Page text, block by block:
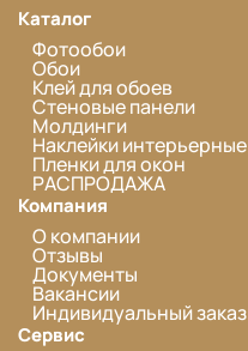
Каталог
Фотообои
Обои
Клей для обоев
Стеновые панели
Молдинги
Наклейки интерьерные
Пленки для окон
РАСПРОДАЖА
Компания
О компании
Отзывы
Документы
Вакансии
Индивидуальный заказ
Сервис